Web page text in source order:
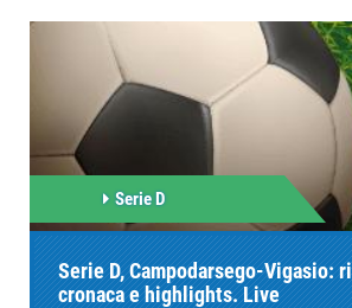
Serie D
Serie D, Campodarsego-Vigasio:
cronaca e highlights. Live